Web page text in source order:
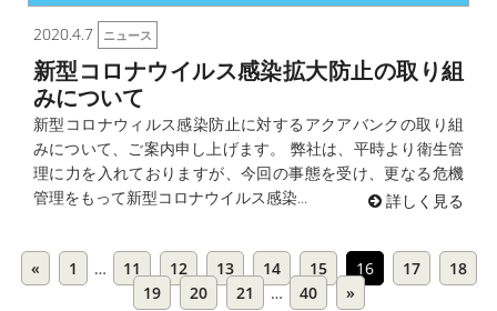
2020.4.7 ニュース
新型コロナウイルス感染拡大防止の取り組
みについて
新型コロナウィルス感染防止に対するアクアバンクの取り組
みについて、ご案内申し上げます。 弊社は、平時より衛生管
理に力を入れておりますが、今回の事態を受け、更なる危機
管理をもって新型コロナウイルス感染...
詳しく見る
« 1 … 11 12 13 14 15 16 17
18
19
20 21 … 40 »